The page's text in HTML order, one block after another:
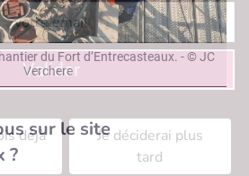
du Fort d’Entrecasteaux. - © JC
Verchere
sur le site
?
Valider
déjà
Je déciderai plus
tard